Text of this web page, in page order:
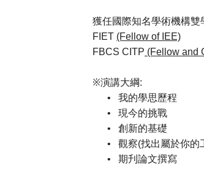
獲任國際知名學術機構雙
FIET (Fellow of IEE)
FBCS CITP (Fellow and
※演講大綱:
•
我的學思歷程
• 現今的挑戰
• 創新的基礎
• 觀察(找出屬於你的
•
期刋論文撰寫